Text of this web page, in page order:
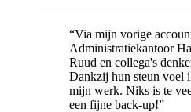
“Via mijn vorige
Administratiekantoor
Ruud en collega's
Dankzij hun steun voel
mijn werk. Niks is te
een fijne back-up!”